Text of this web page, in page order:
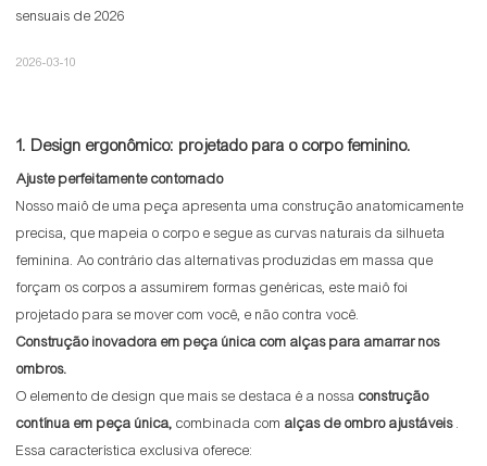
sensuais de 2026
2026-03-10
1. Design ergonômico: projetado para o corpo feminino.
Ajuste perfeitamente contornado
Nosso maiô de uma peça apresenta uma construção anatomicamente
precisa, que mapeia o corpo e segue as curvas naturais da silhueta
feminina. Ao contrário das alternativas produzidas em massa que
forçam os corpos a assumirem formas genéricas, este maiô foi
projetado para se mover com você, e não contra você.
Construção inovadora em peça única com alças para amarrar nos
ombros.
O elemento de design que mais se destaca é a nossa construção
contínua em peça única, combinada com alças de ombro ajustáveis.
Essa característica exclusiva oferece: